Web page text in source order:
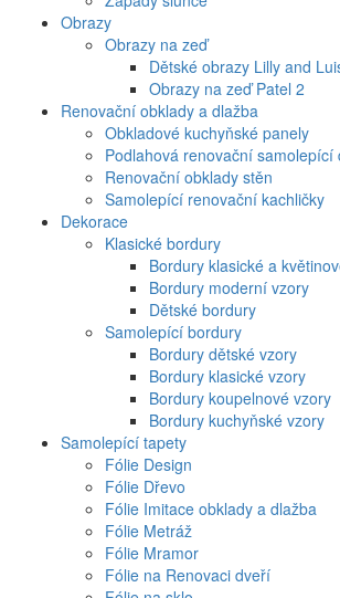
Obrazy
Obrazy na zeď
Dětské obrazy Lilly and
Obrazy na zeď Patel 2
Renovační obklady a dlažba
Obkladové kuchyňské panely
Podlahová renovační samolepící
Renovační obklady stěn
Samolepící renovační kachličky
Dekorace
Klasické bordury
Bordury klasické a
Bordury moderní vzory
Dětské bordury
Samolepící bordury
Bordury dětské vzory
Bordury klasické vzory
Bordury koupelnové vzory
Bordury kuchyňské vzory
Samolepící tapety
Fólie Design
Fólie Dřevo
Fólie Imitace obklady a dlažba
Fólie Metráž
Fólie Mramor
Fólie na Renovaci dveří